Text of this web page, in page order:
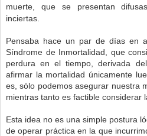
muerte, que se presentan
inciertas.
Pensaba hace un par de días en
Síndrome de Inmortalidad, que
perdura en el tiempo, derivada
afirmar la mortalidad únicamente
es, sólo podemos asegurar nuestra
mientras tanto es factible considerar
Esta idea no es una simple postura
de operar práctica en la que